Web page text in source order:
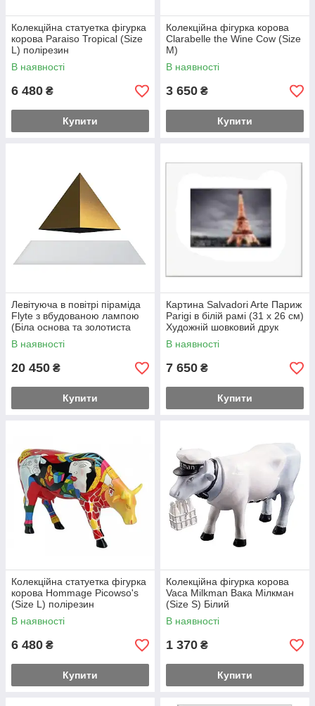
Колекційна статуетка фігурка
корова Paraiso Tropical (Size
L) полірезин
В наявності
6 480 ₴
Купити
Колекційна фігурка корова
Clarabelle the Wine Cow (Size
М)
В наявності
3 650 ₴
Купити
Левітуюча в повітрі піраміда
Flyte з вбудованою лампою
(Біла основа та золотиста
піраміда)
В наявності
20 450 ₴
Купити
Картина Salvadori Arte Париж
Parigi в білій рамі (31 х 26 см)
Художній шовковий друк
В наявності
7 650 ₴
Купити
Колекційна статуетка фігурка
корова Hommage Picowso's
(Size L) полірезин
В наявності
6 480 ₴
Купити
Колекційна фігурка корова
Vaca Milkman Вака Мілкман
(Size S) Білий
В наявності
1 370 ₴
Купити